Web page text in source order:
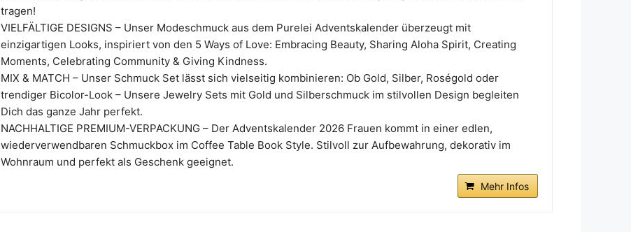
tragen!
VIELFÄLTIGE DESIGNS – Unser Modeschmuck aus dem Purelei Adventskalender überzeugt mit
einzigartigen Looks, inspiriert von den 5 Ways of Love: Embracing Beauty, Sharing Aloha Spirit, Creating
Moments, Celebrating Community & Giving Kindness.
MIX & MATCH – Unser Schmuck Set lässt sich vielseitig kombinieren: Ob Gold, Silber, Roségold oder
trendiger Bicolor-Look – Unsere Jewelry Sets mit Gold und Silberschmuck im stilvollen Design begleiten
Dich das ganze Jahr perfekt.
NACHHALTIGE PREMIUM-VERPACKUNG – Der Adventskalender 2026 Frauen kommt in einer edlen,
wiederverwendbaren Schmuckbox im Coffee Table Book Style. Stilvoll zur Aufbewahrung, dekorativ im
Wohnraum und perfekt als Geschenk geeignet.
Mehr Infos